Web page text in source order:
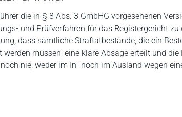
die in § 8 Abs. 3 GmbHG vorgesehenen
und Prüfverfahren für das Registergericht
dass sämtliche Straftatbestände, die ein
werden müssen, eine klare Absage erteilt und
nie, weder im In- noch im Ausland wegen